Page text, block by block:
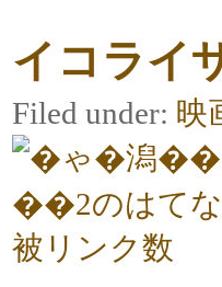
イコライ
Filed under: 映